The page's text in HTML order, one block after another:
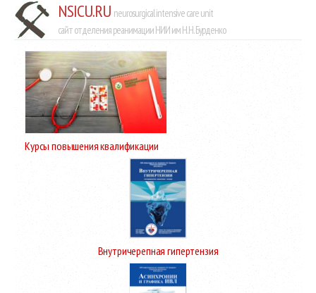
NSICU.RU neurosurgical intensive care unit
сайт отделения реанимации НИИ им Н.Н. Бурденко
Курсы повышения квалификации
Внутричерепная гипертензия